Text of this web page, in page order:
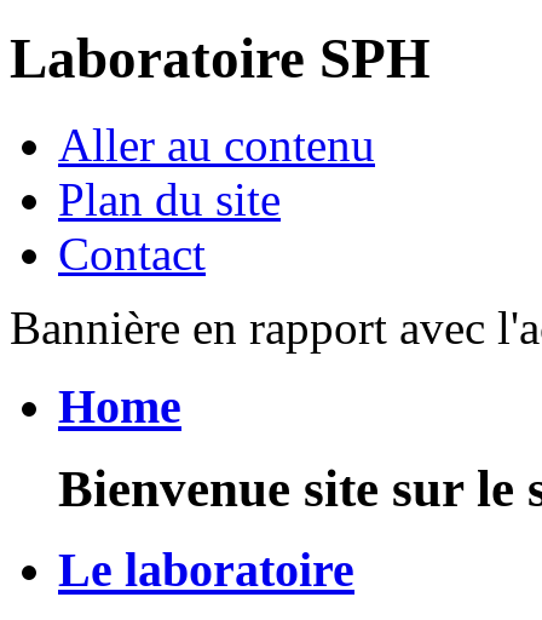
Laboratoire SPH
Aller au contenu
Plan du site
Contact
Bannière en rapport avec
Home
Bienvenue site sur
Le laboratoire